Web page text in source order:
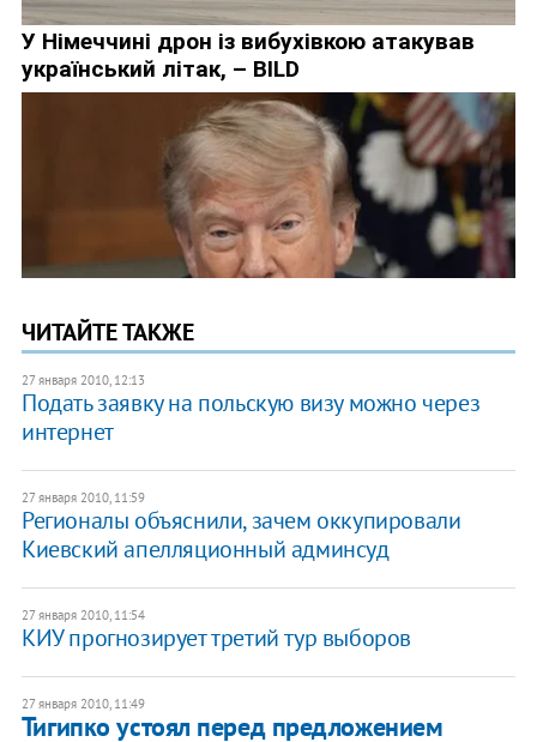
ЧИТАЙТЕ ТАКЖЕ
27 января 2010, 12:13
Подать заявку на польскую визу можно через
интернет
27 января 2010, 11:59
Регионалы объяснили, зачем оккупировали
Киевский апелляционный админсуд
27 января 2010, 11:54
КИУ прогнозирует третий тур выборов
27 января 2010, 11:49
Тигипко устоял перед предложением